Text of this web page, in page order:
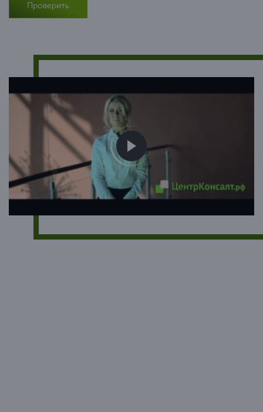
Проверить